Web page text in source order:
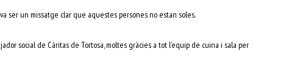
ser un missatge clar que aquestes persones no estan soles.
social de Càritas de Tortosa, moltes gràcies a tot l’equip de cuina i sala per